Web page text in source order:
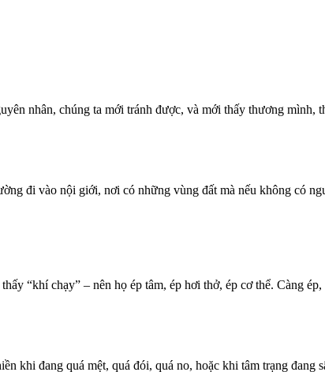
nhân, chúng ta mới tránh được, và mới thấy thương mình,
đi vào nội giới, nơi có những vùng đất mà nếu không có
“khí chạy” – nên họ ép tâm, ép hơi thở, ép cơ thể. Càng
khi đang quá mệt, quá đói, quá no, hoặc khi tâm trạng đang